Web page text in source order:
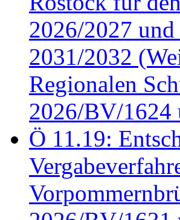
2026/2027
2031/2032
Regionalen
2026/BV/1624
Ö 11.19: